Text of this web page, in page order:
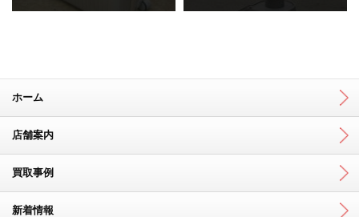
ホーム
店舗案内
買取事例
新着情報